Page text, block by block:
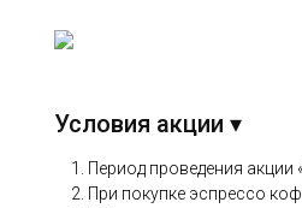
Условия акции ▾
Период проведения акции
При покупке эспрессо